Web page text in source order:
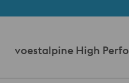
voestalpine High